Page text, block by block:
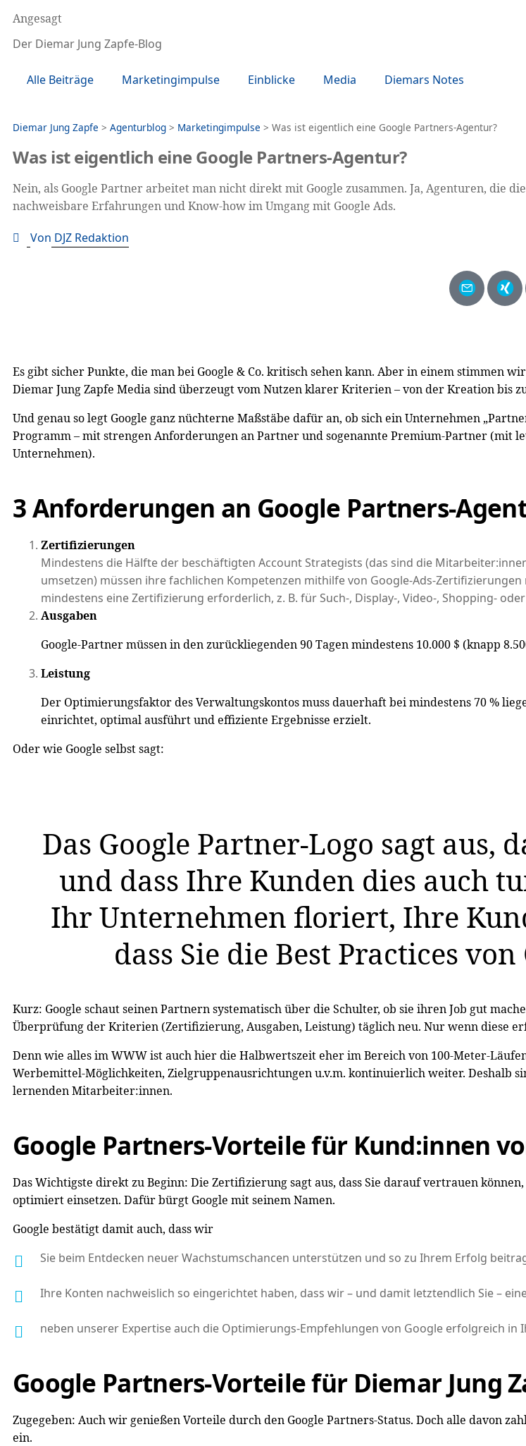
Angesagt
Der Diemar Jung Zapfe-Blog
Alle Beiträge Marketingimpulse Einblicke Media Diemars Notes
Diemar Jung Zapfe > Agenturblog > Marketingimpulse > Was ist eigentlich eine Google Partners-Agentur?
Was ist eigentlich eine Google Partners-Agentur?
Nein, als Google Partner arbeitet man nicht direkt mit Google zusammen. Ja, Agenturen, die
nachweisbare Erfahrungen und Know-how im Umgang mit Google Ads.
Von DJZ Redaktion
Es gibt sicher Punkte, die man bei Google & Co. kritisch sehen kann. Aber in einem stimmen
Diemar Jung Zapfe Media sind überzeugt vom Nutzen klarer Kriterien – von der Kreation bis
Und genau so legt Google ganz nüchterne Maßstäbe dafür an, ob sich ein Unternehmen
Programm – mit strengen Anforderungen an Partner und sogenannte Premium-Partner (mit
Unternehmen).
3 Anforderungen an Google Partners-
Zertifizierungen
Mindestens die Hälfte der beschäftigten Account Strategists (das sind die
umsetzen) müssen ihre fachlichen Kompetenzen mithilfe von Google-Ads-
mindestens eine Zertifizierung erforderlich, z. B. für Such-, Display-, Video-, Shopping-
Ausgaben
Google-Partner müssen in den zurückliegenden 90 Tagen mindestens 10.000 $ (knapp
Leistung
Der Optimierungsfaktor des Verwaltungskontos muss dauerhaft bei mindestens 70 %
einrichtet, optimal ausführt und effiziente Ergebnisse erzielt.
Oder wie Google selbst sagt:
Das Google Partner-Logo sagt aus,
und dass Ihre Kunden dies auch
Ihr Unternehmen floriert, Ihre
dass Sie die Best Practices
Kurz: Google schaut seinen Partnern systematisch über die Schulter, ob sie ihren Job gut
Überprüfung der Kriterien (Zertifizierung, Ausgaben, Leistung) täglich neu. Nur wenn diese
Denn wie alles im WWW ist auch hier die Halbwertszeit eher im Bereich von 100-Meter-
Werbemittel-Möglichkeiten, Zielgruppenausrichtungen u.v.m. kontinuierlich weiter. Deshalb
lernenden Mitarbeiter:innen.
Google Partners-Vorteile für Kund:innen
Das Wichtigste direkt zu Beginn: Die Zertifizierung sagt aus, dass Sie darauf vertrauen
optimiert einsetzen. Dafür bürgt Google mit seinem Namen.
Google bestätigt damit auch, dass wir
Sie beim Entdecken neuer Wachstumschancen unterstützen und so zu Ihrem Erfolg
Ihre Konten nachweislich so eingerichtet haben, dass wir – und damit letztendlich Sie –
neben unserer Expertise auch die Optimierungs-Empfehlungen von Google erfolgreich in
Google Partners-Vorteile für Diemar Jung
Zugegeben: Auch wir genießen Vorteile durch den Google Partners-Status. Doch alle davon
ein.